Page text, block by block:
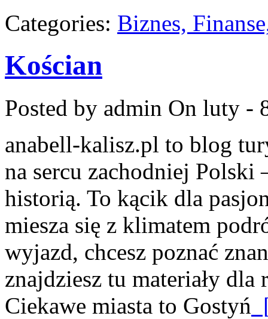
Categories: Biznes,
Kościan
Posted by admin On luty -
anabell-kalisz.pl to blog
na sercu zachodniej
historią. To kącik dla
miesza się z klimatem
wyjazd, chcesz poznać
znajdziesz tu materiały
Ciekawe miasta to Gostyń